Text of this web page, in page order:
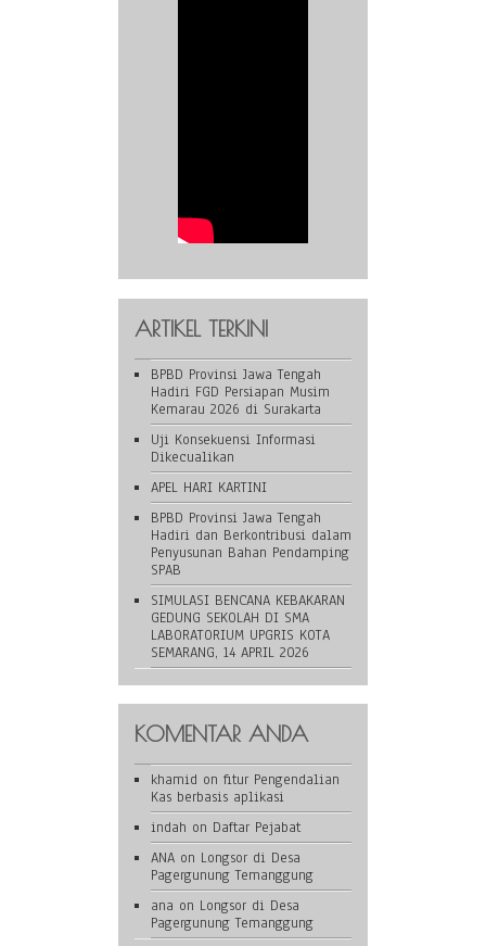
ARTIKEL TERKINI
BPBD Provinsi Jawa Tengah
Hadiri FGD Persiapan Musim
Kemarau 2026 di Surakarta
Uji Konsekuensi Informasi
Dikecualikan
APEL HARI KARTINI
BPBD Provinsi Jawa Tengah
Hadiri dan Berkontribusi dalam
Penyusunan Bahan Pendamping
SPAB
SIMULASI BENCANA KEBAKARAN
GEDUNG SEKOLAH DI SMA
LABORATORIUM UPGRIS KOTA
SEMARANG, 14 APRIL 2026
KOMENTAR ANDA
khamid on fitur Pengendalian
Kas berbasis aplikasi
indah on Daftar Pejabat
ANA on Longsor di Desa
Pagergunung Temanggung
ana on Longsor di Desa
Pagergunung Temanggung